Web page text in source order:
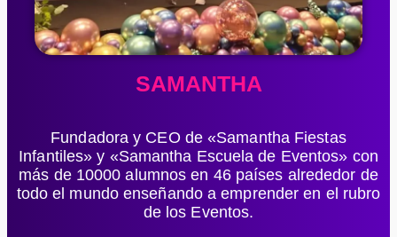
SAMANTHA
Fundadora y CEO de «Samantha Fiestas
Infantiles» y «Samantha Escuela de Eventos» con
más de 10000 alumnos en 46 países alrededor de
todo el mundo enseñando a emprender en el rubro
de los Eventos.